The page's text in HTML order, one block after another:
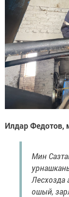
Илдар Федотов,
Мин
Лесхозда
ошый,